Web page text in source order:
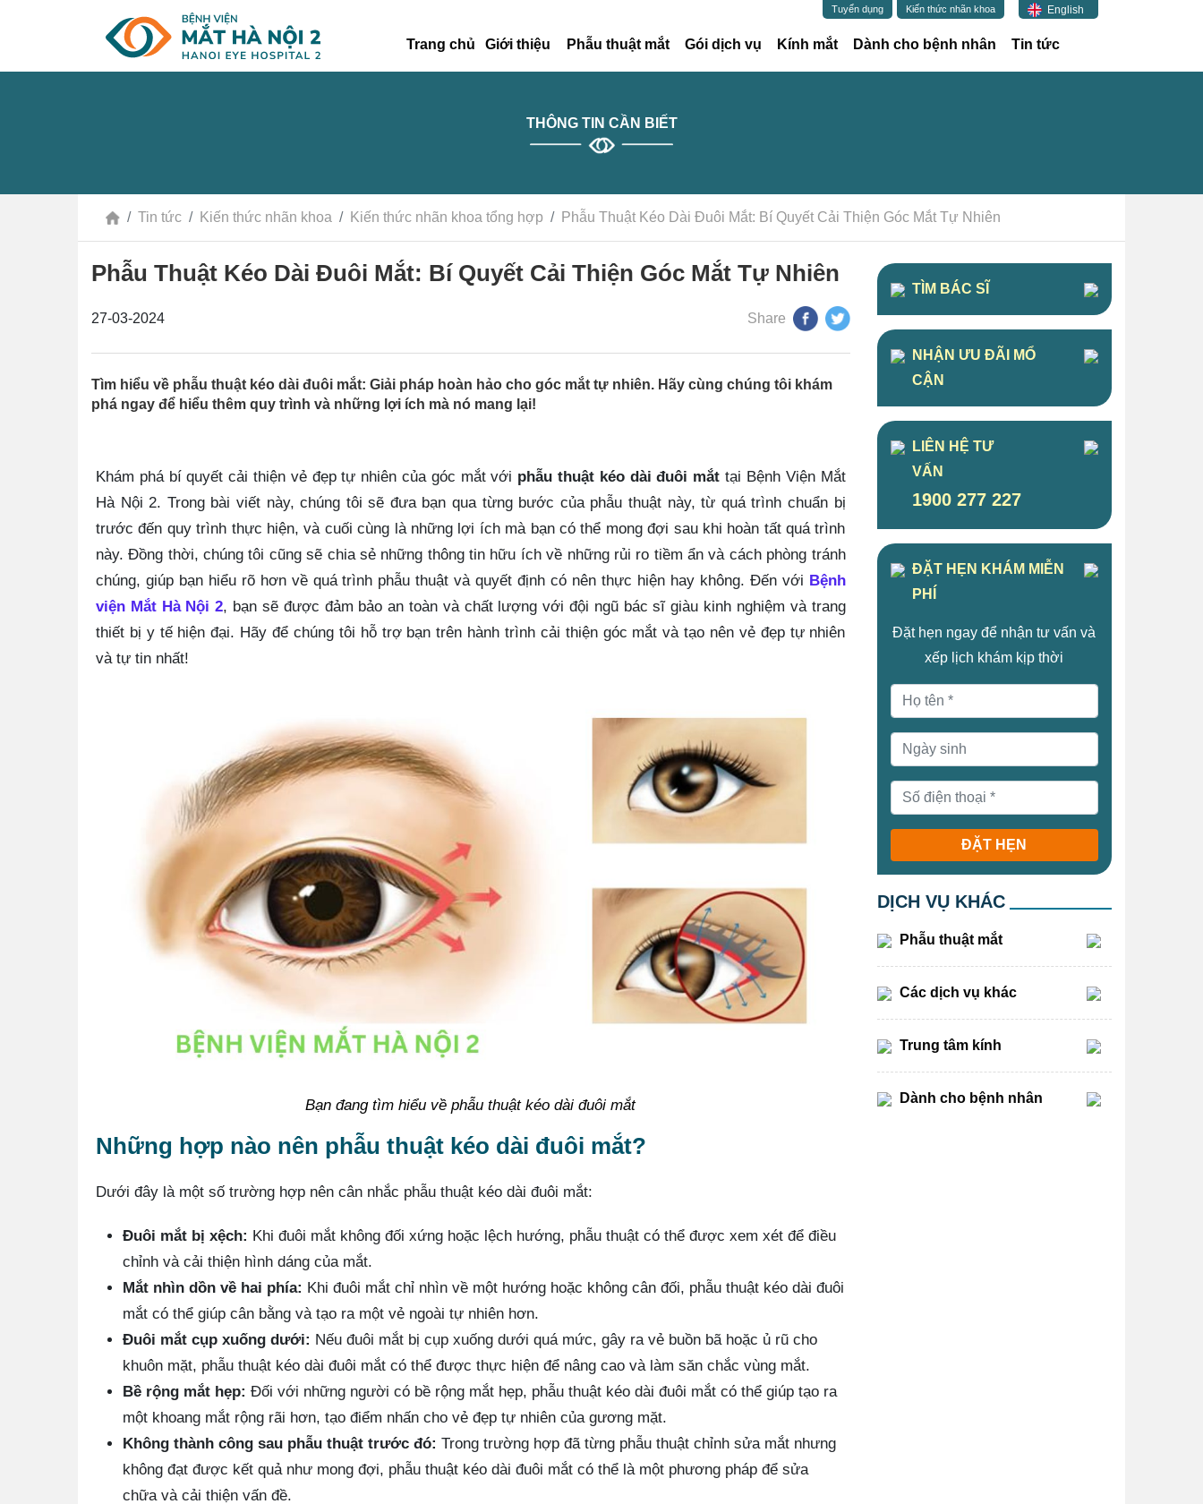
Trang chủ Giới thiệu Phẫu thuật mắt Gói dịch vụ Kính mắt Dành cho bệnh nhân Tin tức
Tuyển dụng Kiến thức nhãn khoa English
THÔNG TIN CẦN BIẾT
Tin tức Kiến thức nhãn khoa Kiến thức nhãn khoa tổng hợp Phẫu Thuật Kéo Dài Đuôi Mắt: Bí Quyết Cải Thiện Góc Mắt Tự Nhiên
Phẫu Thuật Kéo Dài Đuôi Mắt: Bí Quyết Cải Thiện Góc Mắt Tự Nhiên
27-03-2024 Share
Tìm hiểu về phẫu thuật kéo dài đuôi mắt: Giải pháp hoàn hảo cho góc mắt tự nhiên. Hãy cùng chúng tôi khám
phá ngay để hiểu thêm quy trình và những lợi ích mà nó mang lại!
Khám phá bí quyết cải thiện vẻ đẹp tự nhiên của góc mắt với phẫu thuật kéo dài đuôi mắt tại Bệnh Viện Mắt
Hà Nội 2. Trong bài viết này, chúng tôi sẽ đưa bạn qua từng bước của phẫu thuật này, từ quá trình chuẩn bị
trước đến quy trình thực hiện, và cuối cùng là những lợi ích mà bạn có thể mong đợi sau khi hoàn tất quá trình
này. Đồng thời, chúng tôi cũng sẽ chia sẻ những thông tin hữu ích về những rủi ro tiềm ẩn và cách phòng tránh
chúng, giúp bạn hiểu rõ hơn về quá trình phẫu thuật và quyết định có nên thực hiện hay không. Đến với Bệnh
viện Mắt Hà Nội 2, bạn sẽ được đảm bảo an toàn và chất lượng với đội ngũ bác sĩ giàu kinh nghiệm và trang
thiết bị y tế hiện đại. Hãy để chúng tôi hỗ trợ bạn trên hành trình cải thiện góc mắt và tạo nên vẻ đẹp tự nhiên
và tự tin nhất!
Bạn đang tìm hiểu về phẫu thuật kéo dài đuôi mắt
Những hợp nào nên phẫu thuật kéo dài đuôi mắt?
Dưới đây là một số trường hợp nên cân nhắc phẫu thuật kéo dài đuôi mắt:
Đuôi mắt bị xệch: Khi đuôi mắt không đối xứng hoặc lệch hướng, phẫu thuật có thể được xem xét để điều
chỉnh và cải thiện hình dáng của mắt.
Mắt nhìn dồn về hai phía: Khi đuôi mắt chỉ nhìn về một hướng hoặc không cân đối, phẫu thuật kéo dài đuôi
mắt có thể giúp cân bằng và tạo ra một vẻ ngoài tự nhiên hơn.
Đuôi mắt cụp xuống dưới: Nếu đuôi mắt bị cụp xuống dưới quá mức, gây ra vẻ buồn bã hoặc ủ rũ cho
khuôn mặt, phẫu thuật kéo dài đuôi mắt có thể được thực hiện để nâng cao và làm săn chắc vùng mắt.
Bề rộng mắt hẹp: Đối với những người có bề rộng mắt hẹp, phẫu thuật kéo dài đuôi mắt có thể giúp tạo ra
một khoang mắt rộng rãi hơn, tạo điểm nhấn cho vẻ đẹp tự nhiên của gương mặt.
Không thành công sau phẫu thuật trước đó: Trong trường hợp đã từng phẫu thuật chỉnh sửa mắt nhưng
không đạt được kết quả như mong đợi, phẫu thuật kéo dài đuôi mắt có thể là một phương pháp để sửa
chữa và cải thiện vấn đề.
TÌM BÁC SĨ
NHẬN ƯU ĐÃI MỔ
CẬN
LIÊN HỆ TƯ
VẤN
1900 277 227
ĐẶT HẸN KHÁM MIỄN
PHÍ
Đặt hẹn ngay để nhận tư vấn và
xếp lịch khám kịp thời
ĐẶT HẸN
DỊCH VỤ KHÁC
Phẫu thuật mắt
Các dịch vụ khác
Trung tâm kính
Dành cho bệnh nhân